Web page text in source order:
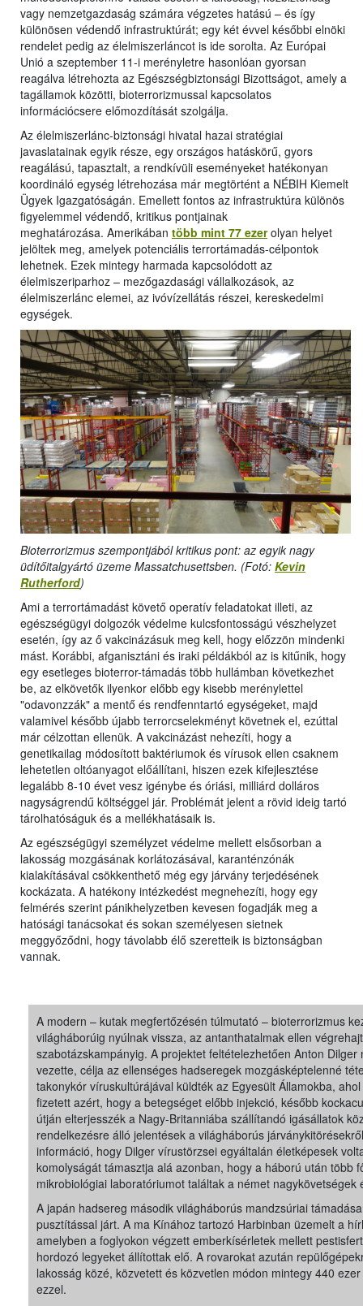
vagy nemzetgazdaság számára végzetes hatású – és így
különösen védendő infrastruktúrát; egy két évvel későbbi elnöki
rendelet pedig az élelmiszerláncot is ide sorolta. Az Európai
Unió a szeptember 11-i merényletre hasonlóan gyorsan
reagálva létrehozta az Egészségbiztonsági Bizottságot, amely a
tagállamok közötti, bioterrorizmussal kapcsolatos
információcsere előmozdítását szolgálja.
Az élelmiszerlánc-biztonsági hivatal hazai stratégiai
javaslatainak egyik része, egy országos hatáskörű, gyors
reagálású, tapasztalt, a rendkívüli eseményeket hatékonyan
koordináló egység létrehozása már megtörtént a NÉBIH Kiemelt
Ügyek Igazgatóságán. Emellett fontos az infrastruktúra különös
figyelemmel védendő, kritikus pontjainak
meghatározása. Amerikában több mint 77 ezerolyan helyet
jelöltek meg, amelyek potenciális terrortámadás-célpontok
lehetnek. Ezek mintegy harmada kapcsolódott az
élelmiszeriparhoz – mezőgazdasági vállalkozások, az
élelmiszerlánc elemei, az ivóvízellátás részei, kereskedelmi
egységek.
Bioterrorizmus szempontjából kritikus pont: az egyik nagy
üdítőitalgyártó üzeme Massatchusettsben. (Fotó: Kevin
Rutherford)
Ami a terrortámadást követő operatív feladatokat illeti, az
egészségügyi dolgozók védelme kulcsfontosságú vészhelyzet
esetén, így az ő vakcinázásuk meg kell, hogy előzzön mindenki
mást. Korábbi, afganisztáni és iraki példákból az is kitűnik, hogy
egy esetleges bioterror-támadás több hullámban következhet
be, az elkövetők ilyenkor előbb egy kisebb merénylettel
"odavonzzák" a mentő és rendfenntartó egységeket, majd
valamivel később újabb terrorcselekményt követnek el, ezúttal
már célzottan ellenük. A vakcinázást nehezíti, hogy a
genetikailag módosított baktériumok és vírusok ellen csaknem
lehetetlen oltóanyagot előállítani, hiszen ezek kifejlesztése
legalább 8-10 évet vesz igénybe és óriási, milliárd dolláros
nagyságrendű költséggel jár. Problémát jelent a rövid ideig tartó
tárolhatóságuk és a mellékhatásaik is.
Az egészségügyi személyzet védelme mellett elsősorban a
lakosság mozgásának korlátozásával, karanténzónák
kialakításával csökkenthető még egy járvány terjedésének
kockázata. A hatékony intézkedést megnehezíti, hogy egy
felmérés szerint pánikhelyzetben kevesen fogadják meg a
hatósági tanácsokat és sokan személyesen sietnek
meggyőződni, hogy távolabb élő szeretteik is biztonságban
vannak.
A modern – kutak megfertőzésén túlmutató – bioterrorizmus
világháborúig nyúlnak vissza, az antanthatalmak ellen
szabotázskampányig. A projektet feltételezhetően Anton
vezette, célja az ellenséges hadseregek mozgásképtelenné
takonykór víruskultúrájával küldték az Egyesült Államokba,
fizetett azért, hogy a betegséget előbb injekció, később
útján elterjesszék a Nagy-Britanniába szállítandó igásállatok
rendelkezésre álló jelentések a világháborús
információ, hogy Dilger vírustörzsei egyáltalán életképesek
komolyságát támasztja alá azonban, hogy a háború után több
mikrobiológiai laboratóriumot találtak a német nagykövetségek
A japán hadsereg második világháborús mandzsúriai
pusztítással járt. A ma Kínához tartozó Harbinban üzemelt a
amelyben a foglyokon végzett emberkísérletek mellett
hordozó legyeket állítottak elő. A rovarokat azután
lakosság közé, közvetett és közvetlen módon mintegy 440
ezzel.